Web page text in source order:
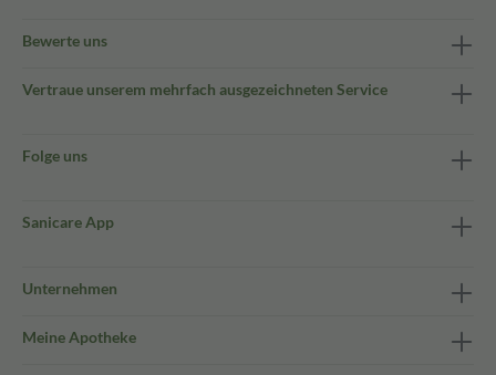
Bewerte uns
Vertraue unserem mehrfach ausgezeichneten Service
Folge uns
Sanicare App
Unternehmen
Meine Apotheke